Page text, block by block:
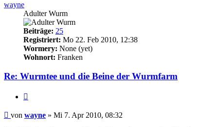
wayne
Adulter Wurm
Beiträge: 25
Registriert: Mo 22. Feb 2010, 12:38
Wormery: None (yet)
Wohnort: Franken
Re: Wurmtee und die Beine der Wurmfarm
Beitrag
von wayne » Mi 7. Apr 2010, 08:32